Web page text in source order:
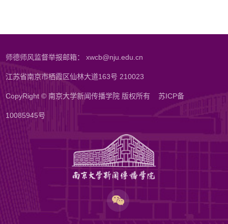
师德师风监督举报邮箱： xwcb@nju.edu.cn
江苏省南京市栖霞区仙林大道163号 210023
CopyRight © 南京大学新闻传播学院 版权所有苏ICP备
10085945号